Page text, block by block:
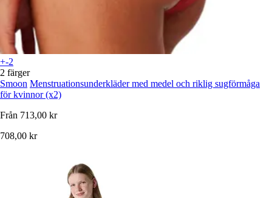
+-2
2 färger
Smoon Menstruationsunderkläder med medel och riklig sugförmåga
för kvinnor (x2)
Från 713,00 kr
708,00 kr